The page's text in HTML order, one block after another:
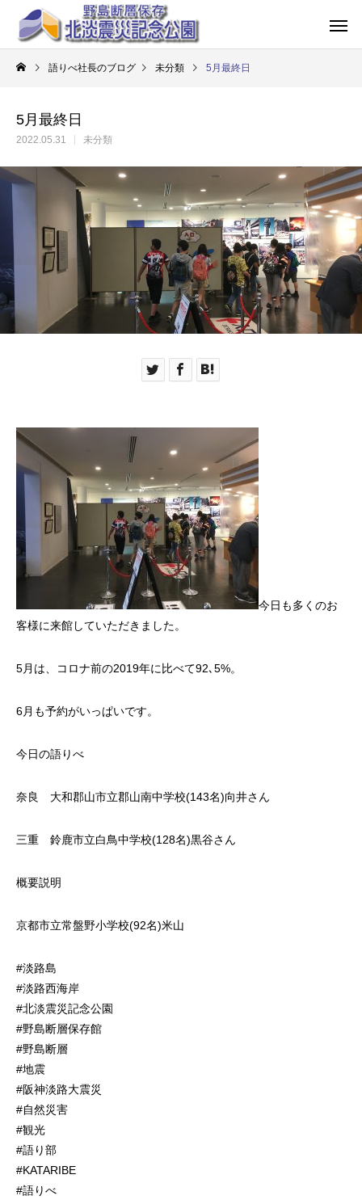
語りべ社長のブログ 未分類 5月最終日
5月最終日
2022.05.31 未分類
今日も多くのお
客様に来館していただきました。
5月は、コロナ前の2019年に比べて92､5%。
6月も予約がいっぱいです。
今日の語りべ
奈良 大和郡山市立郡山南中学校(143名)向井さん
三重 鈴鹿市立白鳥中学校(128名)黒谷さん
概要説明
京都市立常盤野小学校(92名)米山
#淡路島
#淡路西海岸
#北淡震災記念公園
#野島断層保存館
#野島断層
#地震
#阪神淡路大震災
#自然災害
#観光
#語り部
#KATARIBE
#語りべ